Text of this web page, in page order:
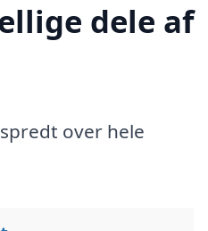
dele af
over hele